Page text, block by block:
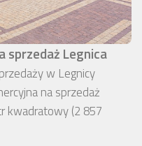
sprzedaż Legnica
w Legnicy
na sprzedaż
kwadratowy (2 857